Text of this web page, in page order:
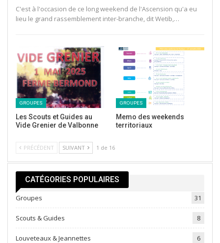
Puis dans l’après midi, nous avons assistés aux
projections des retrospectives des camps, fait un
grand jeu et fini par un temps de prière et louange
animé par Elodie et notre père Jean.
C'est à l'occasion de ce long weekend de l'Ascension qu'a eu
lieu le grand rassemblement inter-branche, dit Wetib,…
GROUPES
Les Scouts et Guides au
Vide Grenier de Valbonne
GROUPES
Memo des weekends
territoriaux
PRÉCÉDENT SUIVANT 1 de 16
CATÉGORIES POPULAIRES
Groupes 31
Scouts & Guides 8
Louveteaux & Jeannettes 6